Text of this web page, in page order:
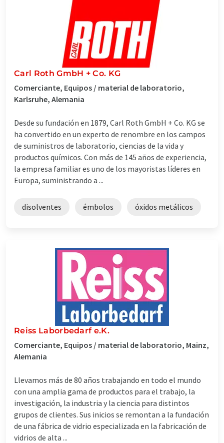
Carl Roth GmbH + Co. KG
Comerciante, Equipos / material de laboratorio,
Karlsruhe, Alemania
Desde su fundación en 1879, Carl Roth GmbH + Co. KG se
ha convertido en un experto de renombre en los campos
de suministros de laboratorio, ciencias de la vida y
productos químicos. Con más de 145 años de experiencia,
la empresa familiar es uno de los mayoristas líderes en
Europa, suministrando a ...
disolventes émbolos óxidos metálicos
Reiss Laborbedarf e.K.
Comerciante, Equipos / material de laboratorio, Mainz,
Alemania
Llevamos más de 80 años trabajando en todo el mundo
con una amplia gama de productos para el trabajo, la
investigación, la industria y la ciencia para distintos
grupos de clientes. Sus inicios se remontan a la fundación
de una fábrica de vidrio especializada en la fabricación de
vidrios de alta ...